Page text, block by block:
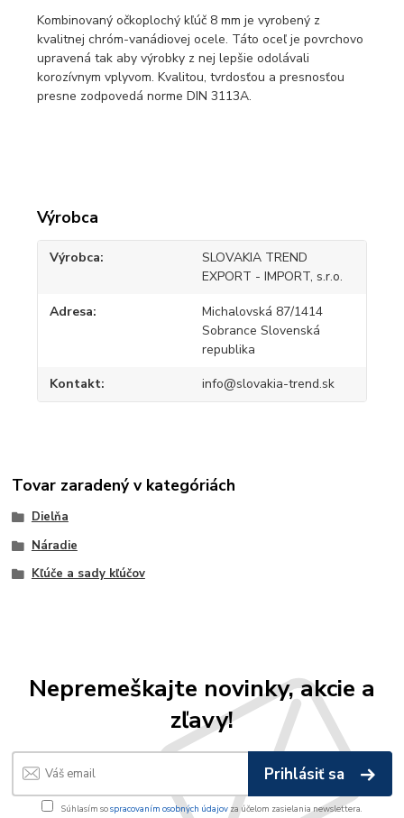
Kombinovaný očkoplochý kľúč 8 mm je vyrobený z
kvalitnej chróm-vanádiovej ocele. Táto oceľ je povrchovo
upravená tak aby výrobky z nej lepšie odolávali
korozívnym vplyvom. Kvalitou, tvrdosťou a presnosťou
presne zodpovedá norme DIN 3113A.
Výrobca
Výrobca
SLOVAKIA TREND
EXPORT - IMPORT, s.r.o.
Adresa
Michalovská 87/1414
Sobrance Slovenská
republika
Kontakt info@slovakia-trend.sk
Tovar zaradený v kategóriách
Dielňa
Náradie
Kľúče a sady kľúčov
Nepremeškajte novinky, akcie a
zľavy!
Prihlásiť sa
Súhlasím sospracovaním osobných údajov za účelom zasielania newslettera.